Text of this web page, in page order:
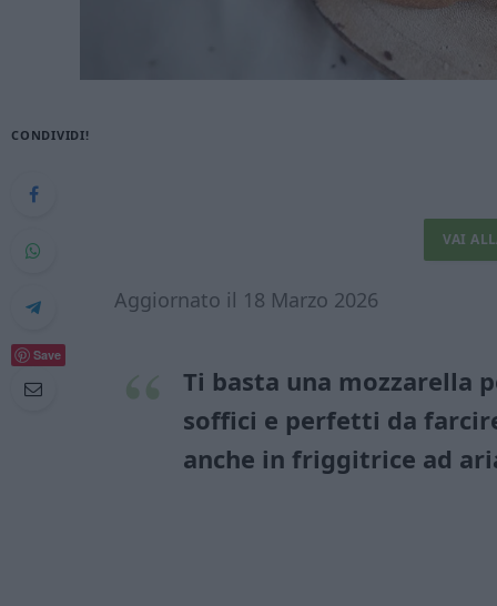
CONDIVIDI!
Save
VAI
Aggiornato il 18 Marzo 2026
Ti basta una mozzarella
soffici e perfetti da
anche in friggitrice ad